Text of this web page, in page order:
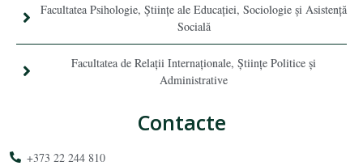
Facultatea Psihologie, Ştiinţe ale Educaţiei, Sociologie și Asistență
Socială
Facultatea de Relaţii Internaţionale, Ştiinţe Politice şi
Administrative
Contacte
+373 22 244 810